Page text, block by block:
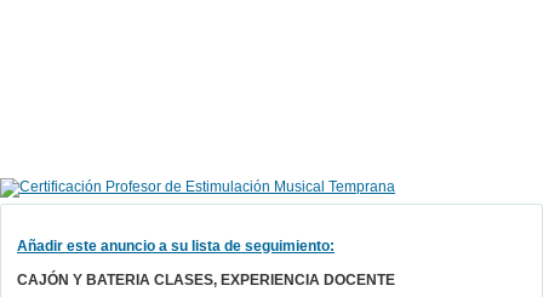
Añadir este anuncio a su lista de seguimiento:
CAJÓN Y BATERIA CLASES, EXPERIENCIA DOCENTE